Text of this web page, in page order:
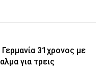
31χρονος με
για τρεις